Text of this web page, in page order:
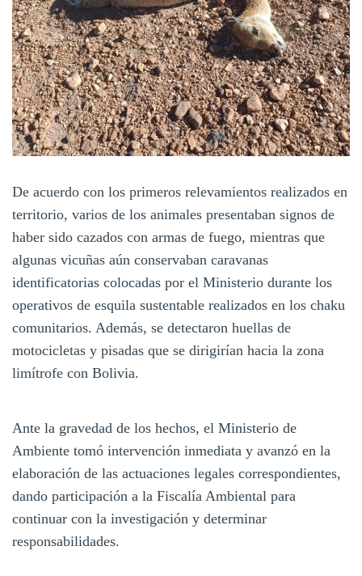
De acuerdo con los primeros relevamientos realizados en
territorio, varios de los animales presentaban signos de
haber sido cazados con armas de fuego, mientras que
algunas vicuñas aún conservaban caravanas
identificatorias colocadas por el Ministerio durante los
operativos de esquila sustentable realizados en los chaku
comunitarios. Además, se detectaron huellas de
motocicletas y pisadas que se dirigirían hacia la zona
limítrofe con Bolivia.
Ante la gravedad de los hechos, el Ministerio de
Ambiente tomó intervención inmediata y avanzó en la
elaboración de las actuaciones legales correspondientes,
dando participación a la Fiscalía Ambiental para
continuar con la investigación y determinar
responsabilidades.